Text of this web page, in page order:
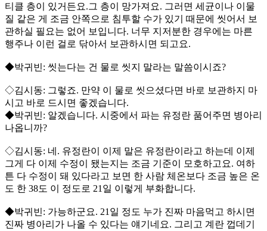
티클 층이 있거든요.그 층이 망가져요. 그러면 세균이나 이물
질 같은 게 조금 안쪽으로 침투할 수가 있기 때문에 씻어서 보
관하실 필요는 없어 보입니다. 너무 지저분한 경우에는 마른
행주나 이런 걸로 닦아서 보관하시면 되고요.
◆박귀빈: 씻는다는 건 물로 씻지 말라는 말씀이시죠?
◇김시동: 그렇죠. 만약 이 물로 씻으셨다면 바로 보관하지 마
시고 바로 드시면 좋겠습니다.
◆박귀빈: 알겠습니다. 시중에서 파는 유정란 품어주면 병아리
나옵니까?
◇김시동: 네. 유정란이 이제 말은 유정란이라고 하는데 이제
그게 다 이제 수정이 됐는지는 조금 기준이 모호하고요. 여하
튼 다 수정이 돼 있다라고 보면 한 사람 체온보다 조금 높은 온
도 한 38도 이 정도로 21일 이렇게 부화합니다.
◆박귀빈: 가능하군요. 21일 정도 누가 진짜 마음먹고 하시면
진짜 병아리가 나올 수 있다는 얘기네요. 그리고 계란 껍데기